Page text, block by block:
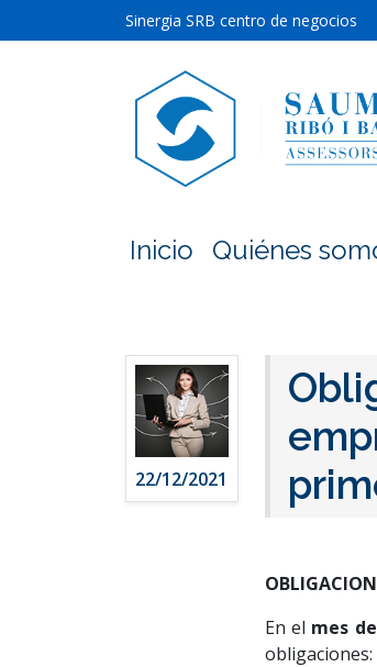
Sinergia SRB centro de negocios
Inicio Quiénes
22/12/2021
En el mes
obligaciones: